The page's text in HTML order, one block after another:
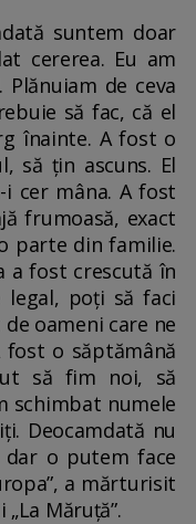
suntem doar
cererea. Eu am
de ceva
să fac, că el
înainte. A fost o
să țin ascuns. El
i cer mâna. A fost
frumoasă, exact
parte din familie.
a fost crescută în
poți să faci
oameni care ne
fost o săptămână
să fim noi, să
schimbat numele
Deocamdată nu
dar o putem face
a mărturisit
Măruță”.